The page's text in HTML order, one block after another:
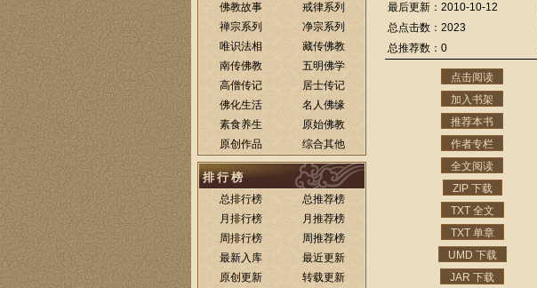
佛教故事
戒律系列
禅宗系列
净宗系列
唯识法相
藏传佛教
南传佛教
五明佛学
高僧传记
居士传记
佛化生活
名人佛缘
素食养生
原始佛教
原创作品
综合其他
排 行 榜
总排行榜
总推荐榜
月排行榜
月推荐榜
周排行榜
周推荐榜
最新入库
最近更新
原创更新
转载更新
最后更新：2010-10-12
总点击数：2023
总推荐数：0
点击阅读
加入书架
推荐本书
作者专栏
全文阅读
ZIP 下载
TXT 全文
TXT 单章
UMD 下载
JAR 下载